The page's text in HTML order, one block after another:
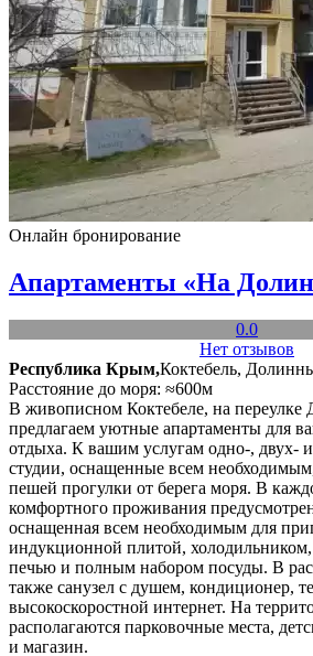
Онлайн бронирование
Апартаменты «На
0.0
Нет отзывов
Республика Крым,Коктебель,
Расстояние до моря: ≈600м
В живописном Коктебеле, на
предлагаем уютные апартаменты для
отдыха. К вашим услугам одно-, двух-
студии, оснащенные всем
пешей прогулки от берега моря. В
комфортного проживания
оснащенная всем необходимым для
индукционной плитой,
печью и полным набором посуды. В
также санузел с душем, кондиционер,
высокоскоростной интернет. На
располагаются парковочные места,
и магазин.